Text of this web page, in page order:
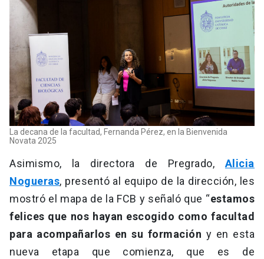
La decana de la facultad, Fernanda Pérez, en la Bienvenida
Novata 2025
Asimismo, la directora de Pregrado,Alicia
Nogueras, presentó al equipo de la dirección, les
mostró el mapa de la FCB y señaló que “estamos
felices que nos hayan escogido como facultad
para acompañarlos en su formación y en esta
nueva etapa que comienza, que es de